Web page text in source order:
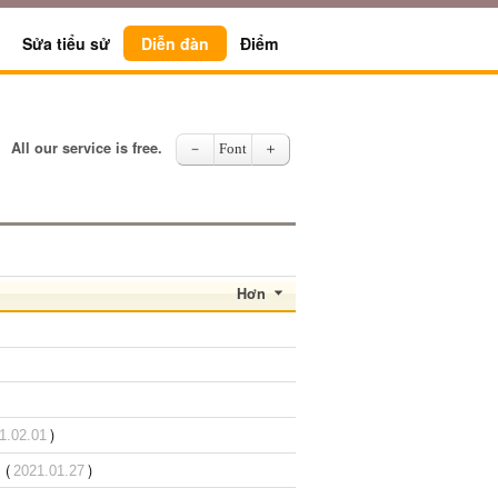
Sửa tiểu sử Diễn đàn Điểm
All our service is free. － Font ＋
Hơn
)
( 2021.01.27 )